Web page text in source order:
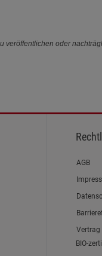
veröffentlichen oder
Link
AGB
Link
Link
Link
Vertrag
BIO-